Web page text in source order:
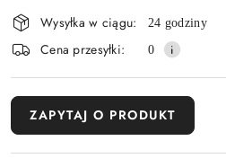
i
dostawa
Wysyłka w ciągu: 24 godziny
Cena przesyłki: 0
ZAPYTAJ O PRODUKT